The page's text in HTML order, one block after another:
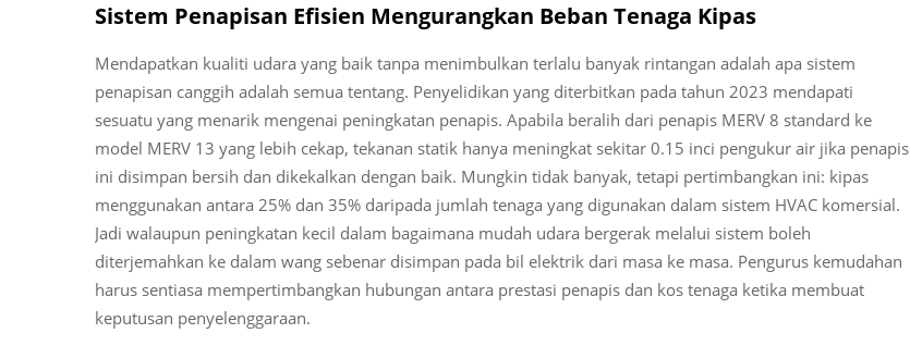
Sistem Penapisan Efisien Mengurangkan Beban Tenaga Kipas
Mendapatkan kualiti udara yang baik tanpa menimbulkan terlalu banyak rintangan adalah apa sistem
penapisan canggih adalah semua tentang. Penyelidikan yang diterbitkan pada tahun 2023 mendapati
sesuatu yang menarik mengenai peningkatan penapis. Apabila beralih dari penapis MERV 8 standard ke
model MERV 13 yang lebih cekap, tekanan statik hanya meningkat sekitar 0.15 inci pengukur air jika penapis
ini disimpan bersih dan dikekalkan dengan baik. Mungkin tidak banyak, tetapi pertimbangkan ini: kipas
menggunakan antara 25% dan 35% daripada jumlah tenaga yang digunakan dalam sistem HVAC komersial.
Jadi walaupun peningkatan kecil dalam bagaimana mudah udara bergerak melalui sistem boleh
diterjemahkan ke dalam wang sebenar disimpan pada bil elektrik dari masa ke masa. Pengurus kemudahan
harus sentiasa mempertimbangkan hubungan antara prestasi penapis dan kos tenaga ketika membuat
keputusan penyelenggaraan.